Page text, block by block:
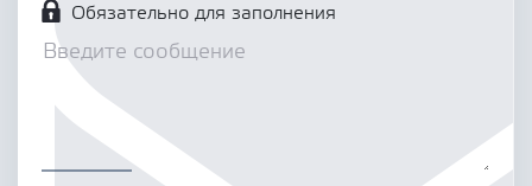
Обязательно для заполнения